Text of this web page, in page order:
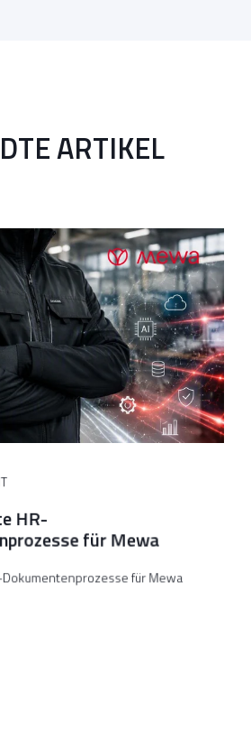
ARTIKEL
HR-
für Mewa
für Mewa